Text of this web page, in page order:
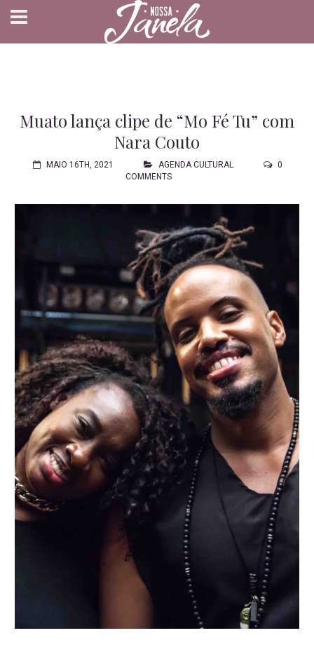
Muato lança clipe de “Mo Fé Tu” com
Nara Couto
MAIO 16TH, 2021 AGENDA CULTURAL
0
COMMENTS